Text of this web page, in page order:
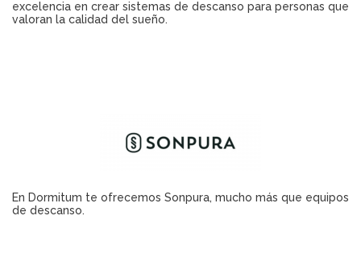
excelencia en crear sistemas de descanso para personas que
valoran la calidad del sueño.
En Dormitum te ofrecemos Sonpura, mucho más que equipos
de descanso.